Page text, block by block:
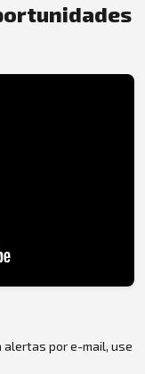
alertas por e-mail, use